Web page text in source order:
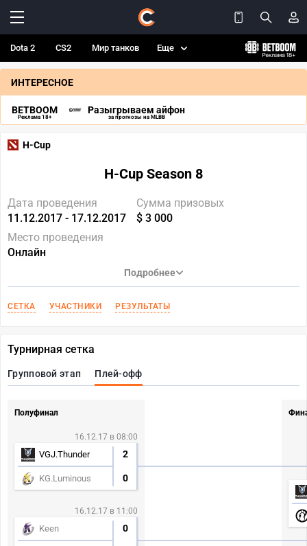
Dota 2 CS2 Мир танков Еще
ИНТЕРЕСНОЕ
BETBOOM
Реклама 18+
Разыгрываем айфон
за прогнозы на MLBB
H-Cup
H-Cup Season 8
Дата проведения
11.12.2017 - 17.12.2017
Сумма призовых
$ 3 000
Место проведения
Онлайн
Подробнее
СЕТКА УЧАСТНИКИ РЕЗУЛЬТАТЫ
Турнирная сетка
Групповой этап Плей-офф
Полуфинал
16.12.17 в 08:00
VGJ.Thunder 2
KG.Luminous 0
16.12.17 в 11:00
Keen 0